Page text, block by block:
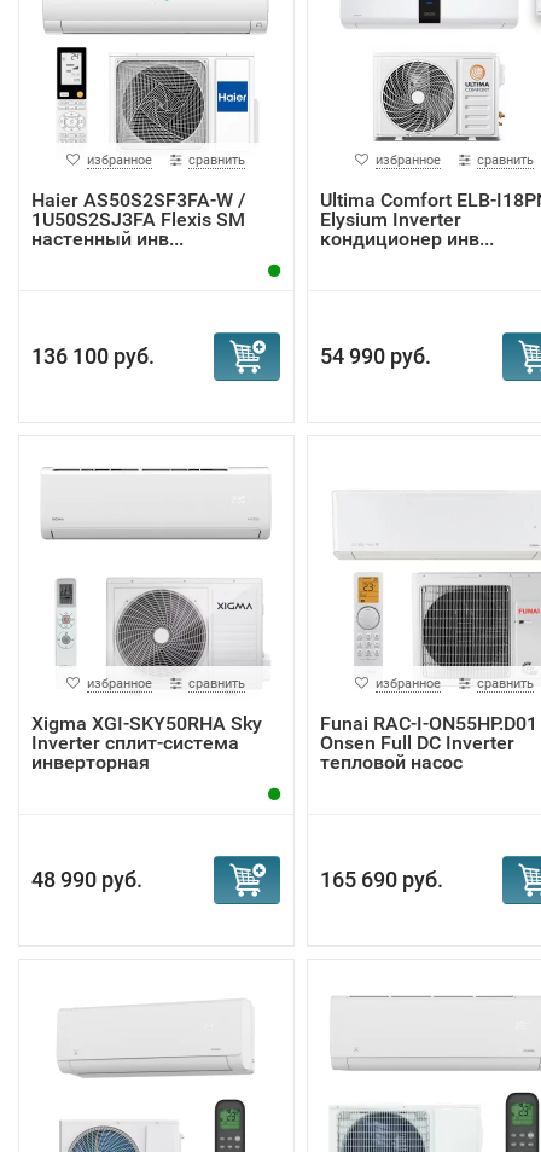
избранное сравнить
Haier AS50S2SF3FA-W /
1U50S2SJ3FA Flexis SM
настенный инв...
136 100 руб.
избранное сравнить
Ultima Comfort ELB-
Elysium Inverter
кондиционер инв...
54 990 руб.
избранное сравнить
Xigma XGI-SKY50RHA Sky
Inverter сплит-система
инверторная
48 990 руб.
избранное сравнить
Funai RAC-I-ON55HP.D01
Onsen Full DC Inverter
тепловой насос
165 690 руб.